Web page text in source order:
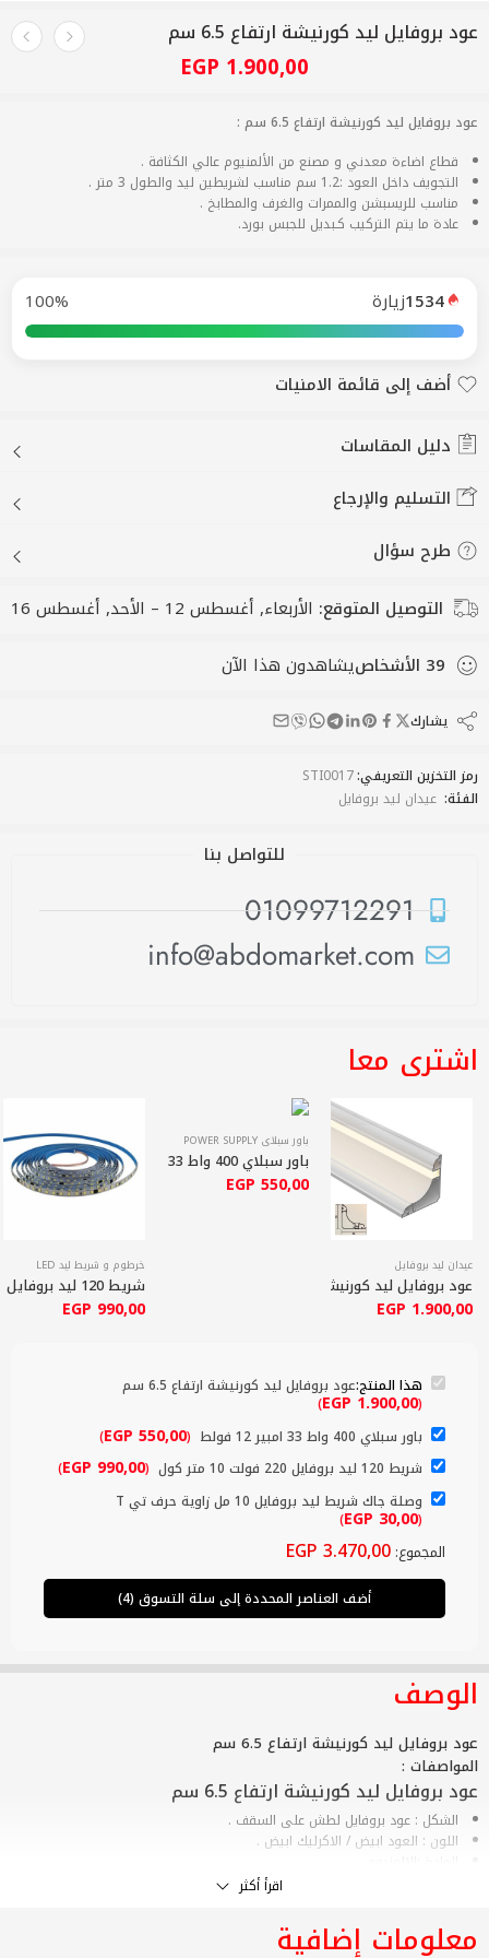
عود بروفايل ليد كورنيشة ارتفاع 6.5 سم
1.900,00
EGP
عود بروفايل ليد كورنيشة ارتفاع 6.5 سم :
قطاع اضاءة معدني و مصنع من الألمنيوم عالي الكثافة .
التجويف داخل العود :1.2 سم مناسب لشريطين ليد والطول 3 متر .
مناسب للريسبشن والممرات والغرف والمطابخ .
عادة ما يتم التركيب كـبديل للجبس بورد.
1534زيارة 100%
أضف إلى قائمة الامنيات
دليل المقاسات
التسليم والإرجاع
طرح سؤال
التوصيل المتوقع: الأربعاء, أغسطس 12 – الأحد, أغسطس 16
39 الأشخاصيشاهدون هذا الآن
يشارك
رمز التخزين التعريفي:STI0017
الفئة: عيدان ليد بروفايل
للتواصل بنا
01099712291
info@abdomarket.com
اشترى معا
عيدان ليد بروفايل
عود بروفايل ليد كورنيشة ارتفاع 6.5 سم
1.900,00
EGP
باور سبلاي POWER SUPPLY
باور سبلاي 400 واط 33 امبير 12 فولط
550,00
EGP
خرطوم و شريط ليد LED
شريط 120 ليد بروفايل 220 فولت 10 متر كول
990,00
EGP
هذا المنتج:عود بروفايل ليد كورنيشة ارتفاع 6.5 سم
(
1.900,00
EGP
)
باور سبلاي 400 واط 33 امبير 12 فولط
(
550,00
EGP
)
شريط 120 ليد بروفايل 220 فولت 10 متر كول
(
990,00
EGP
)
وصلة جاك شريط ليد بروفايل 10 مل زاوية حرف تي T
(
30,00
EGP
)
المجموع: 3.470,00
EGP
أضف العناصر المحددة إلى سلة التسوق (4)
الوصف
عود بروفايل ليد كورنيشة ارتفاع 6.5 سم
المواصفات :
عود بروفايل ليد كورنيشة ارتفاع 6.5 سم
الشكل : عود بروفايل لطش على السقف .
اللون : العود ابيض / الاكرليك ابيض .
العرض الكامل للعود : 3 م.
مقاس التجويف :1.2 سم
اقرأ أكثر
معلومات إضافية